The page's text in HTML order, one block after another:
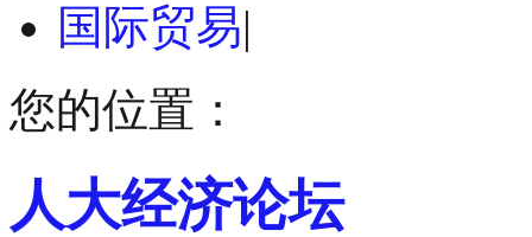
国际贸易|
您的位置：
人大经济论坛